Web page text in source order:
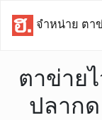
จำหน่าย ตา
ตาข่าย
ปลาก